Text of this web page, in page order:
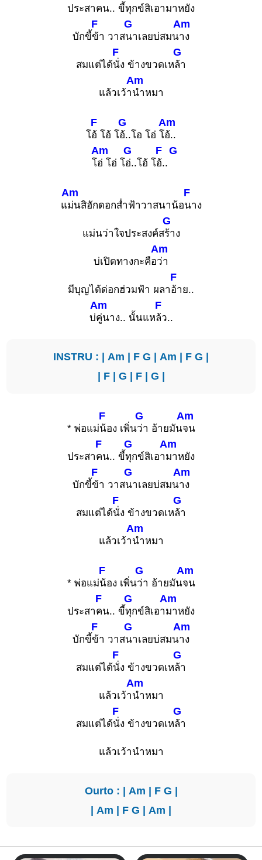
ประสาคน.. ขี้ทุกข์สิเอามาหยัง
บักขี้
F
ข้า วาส
G
นาเลยบ่สมน
Am
าง
สมแต่ได้
F
นั่ง ข้างขวดเห
G
ล้า
แล้วเว้า
Am
นำหมา
โ
F
อ้ โอ้ โ
G
อ้..โอ โอ่ โ
Am
อ้..
โ
Am
อ่ โอ่ โ
G
อ่..โอ้ โ
F
อ้..
G
แ
Am
ม่นสิฮักดอกส่ำฟ้าวาสนาน้อ
F
นาง
แม่นว่าใจประสงค์ส
G
ร้าง
บ่เปิดทางกะคือ
Am
ว่า
มีบุญได้ด่อกฮ่วมฟ้า ผลา
F
อ้าย..
บ่
Am
คู่นาง.. นั้นแห
F
ล้ว..
INSTRU : | Am | F G | Am | F G |
| F| G | F| G |
* พ่อแม่
F
น้อง เพิ่น
G
ว่า อ้ายมัน
Am
จน
ประสา
F
คน.. ขี้
G
ทุกข์สิเอา
Am
มาหยัง
บักขี้
F
ข้า วาส
G
นาเลยบ่สมน
Am
าง
สมแต่ได้
F
นั่ง ข้างขวดเห
G
ล้า
แล้วเว้า
Am
นำหมา
* พ่อแม่
F
น้อง เพิ่น
G
ว่า อ้ายมัน
Am
จน
ประสา
F
คน.. ขี้
G
ทุกข์สิเอา
Am
มาหยัง
บักขี้
F
ข้า วาส
G
นาเลยบ่สมน
Am
าง
สมแต่ได้
F
นั่ง ข้างขวดเห
G
ล้า
แล้วเว้า
Am
นำหมา
สมแต่ได้
F
นั่ง ข้างขวดเห
G
ล้า
แล้วเว้านำหมา
Ourto : | Am | F G |
| Am | F G | Am |